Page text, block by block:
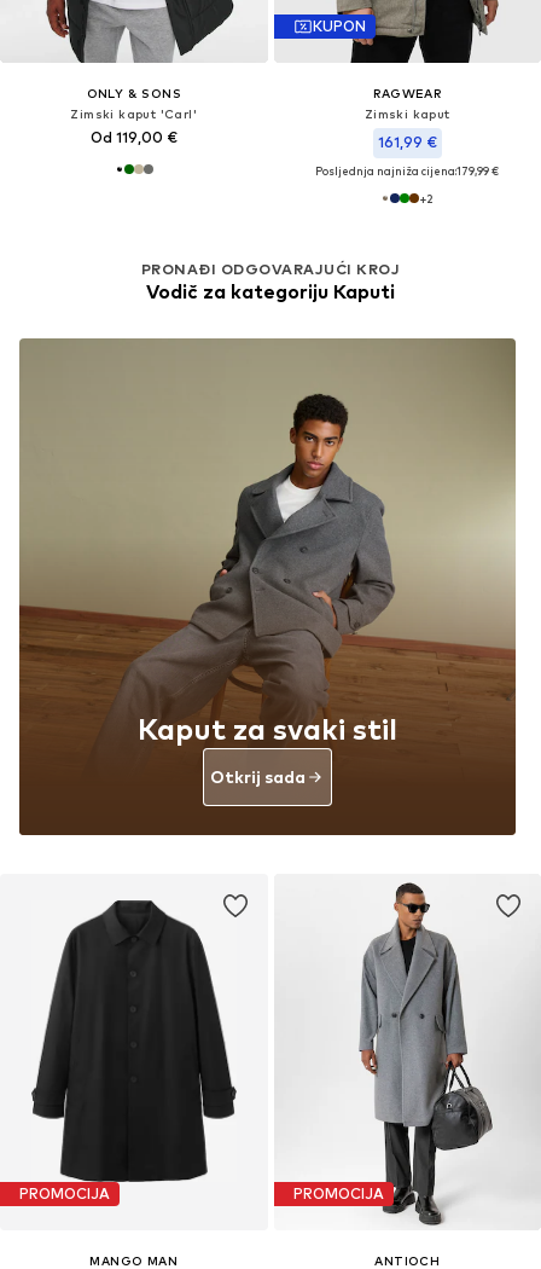
ONLY & SONS
Zimski kaput 'Carl'
Od 119,00 €
KUPON
RAGWEAR
Zimski kaput
161,99 €
Posljednja najniža cijena:179,99 €
+2
PROMOCIJA
MANGO MAN
PROMOCIJA
ANTIOCH
PRONAĐI ODGOVARAJUĆI KROJ
Vodič za kategoriju Kaputi
Kaput za svaki stil
Otkrij sada